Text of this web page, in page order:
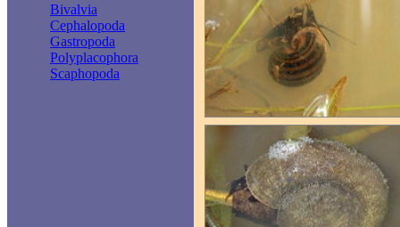
Bivalvia
Cephalopoda
Gastropoda
Polyplacophora
Scaphopoda